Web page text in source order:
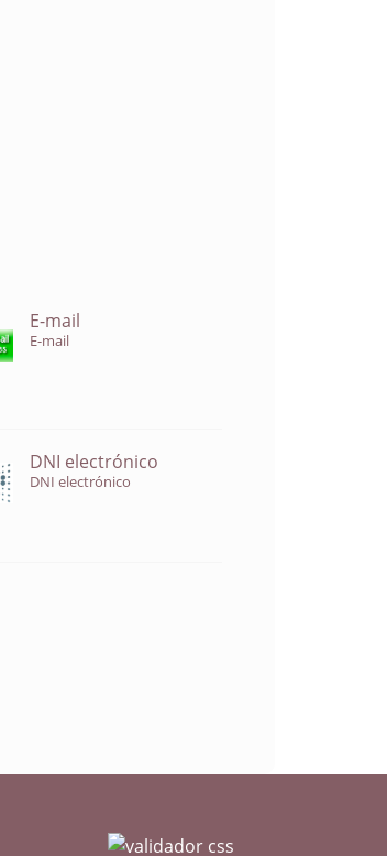
E-mail
E-mail
DNI electrónico
DNI electrónico